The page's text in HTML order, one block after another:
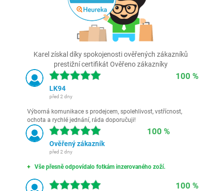
Karel získal díky spokojenosti ověřených zákazníků
prestižní certifikát Ověřeno zákazníky
100 %
LK94
před 2 dny
Výborná komunikace s prodejcem, spolehlivost, vstřícnost,
ochota a rychlé jednání, ráda doporučuji!
100 %
Ověřený zákazník
před 2 dny
Vše přesně odpovídalo fotkám inzerovaného zoží.
100 %